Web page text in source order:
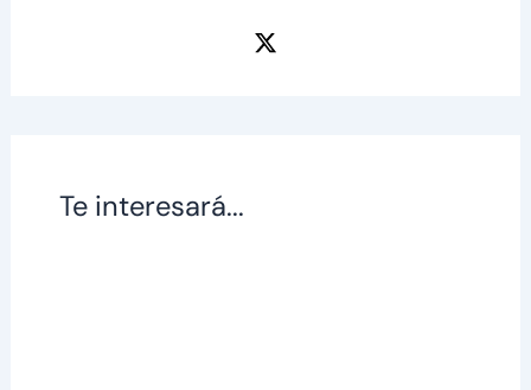
Te interesará...